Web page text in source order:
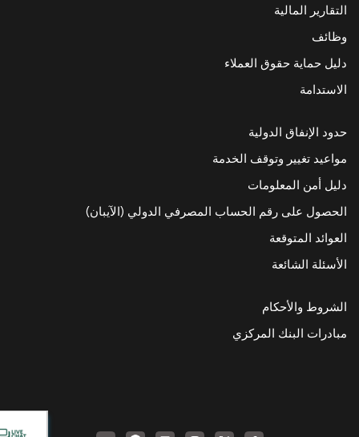
التقارير المالية
وظائف
دليل حماية حقوق العملاء
الاستدامة
حدود الإنفاق الدولية
مواعيد تغيير وتوقف الخدمة
دليل أمن المعلومات
الحصول على رقم الحساب المصرفي الدولي (الآيبان)
العوائد المتوقعة
الأسئلة الشائعة
الشروط والأحكام
مبادرات البنك المركزي